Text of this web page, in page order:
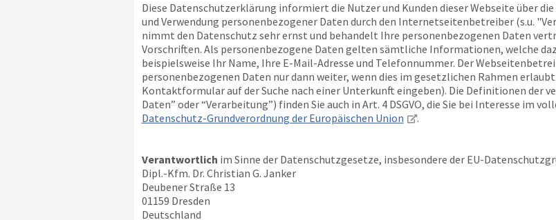
Diese Datenschutzerklärung informiert die Nutzer und Kunden dieser Webseite über
und Verwendung personenbezogener Daten durch den Internetseitenbetreiber (s.u.
nimmt den Datenschutz sehr ernst und behandelt Ihre personenbezogenen Daten
Vorschriften. Als personenbezogene Daten gelten sämtliche Informationen, welche
beispielsweise Ihr Name, Ihre E-Mail-Adresse und Telefonnummer. Der
personenbezogenen Daten nur dann weiter, wenn dies im gesetzlichen Rahmen erlaubt
Kontaktformular auf der Suche nach einer Unterkunft eingeben). Die Definitionen der
Daten” oder “Verarbeitung”) finden Sie auch in Art. 4 DSGVO, die Sie bei Interesse im
Datenschutz-Grundverordnung der Europäischen Union
.
Verantwortlich im Sinne der Datenschutzgesetze, insbesondere der EU-
Dipl.-Kfm. Dr. Christian G. Janker
Deubener Straße 13
01159 Dresden
Deutschland